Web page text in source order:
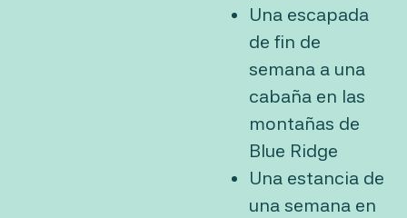
Una escapada
de fin de
semana a una
cabaña en las
montañas de
Blue Ridge
Una estancia de
una semana en